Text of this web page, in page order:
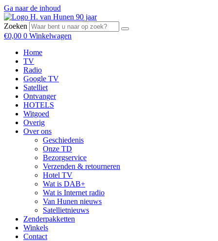
Ga naar de inhoud
Zoeken
€0,00 0 Winkelwagen
Home
TV
Radio
Google TV
Satelliet
Ontvanger
HOTELS
Witgoed
Overig
Over ons
Geschiedenis
Onze TD
Bezorgservice
Verzenden & retourneren
Hotel TV
Wat is DAB+
Wat is Internet radio
Van Hunen nieuws
Satellietnieuws
Zenderpakketten
Winkels
Contact